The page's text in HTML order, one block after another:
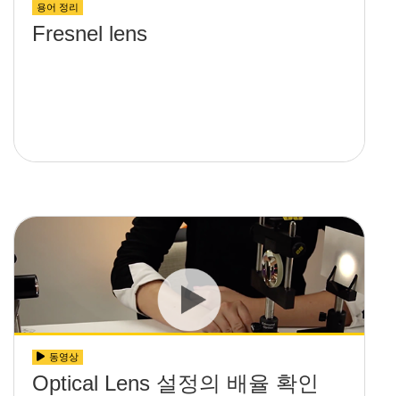
용어 정리
Fresnel lens
동영상
Optical Lens 설정의 배율 확인